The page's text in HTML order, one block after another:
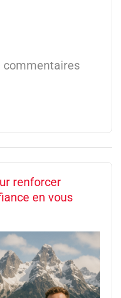
commentaires
renforcer
en vous